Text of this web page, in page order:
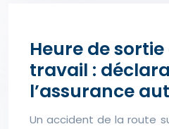
Heure de
travail :
l’assurance
Un accident de la route